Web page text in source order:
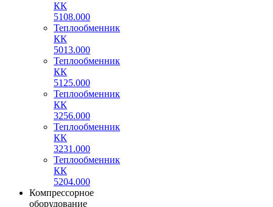
КК
5108.000
Теплообменник
КК
5013.000
Теплообменник
КК
5125.000
Теплообменник
КК
3256.000
Теплообменник
КК
3231.000
Теплообменник
КК
5204.000
Компрессорное
оборудование